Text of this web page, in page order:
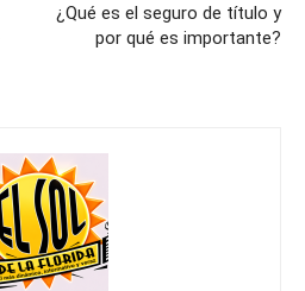
¿Qué es el seguro de título y
por qué es importante?